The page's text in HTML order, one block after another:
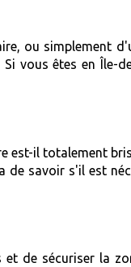
ou simplement
vous êtes en Île-
est-il totalement
savoir s'il est
de sécuriser la